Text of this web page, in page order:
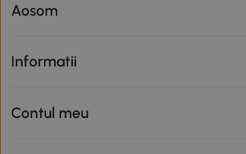
Aosom
Informatii
Contul meu